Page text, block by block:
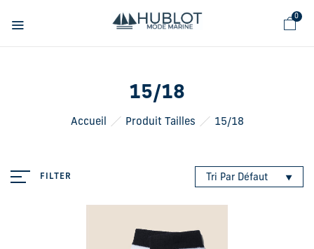
0
15/18
Accueil Produit Tailles 15/18
FILTER Tri Par Défaut
Panneau de gestion des cookies